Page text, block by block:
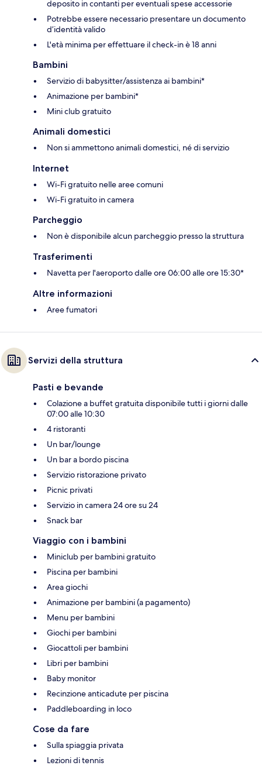
deposito in contanti per eventuali spese accessorie
Potrebbe essere necessario presentare un documento
d’identità valido
L'età minima per effettuare il check-in è 18 anni
Bambini
Servizio di babysitter/assistenza ai bambini*
Animazione per bambini*
Mini club gratuito
Animali domestici
Non si ammettono animali domestici, né di servizio
Internet
Wi-Fi gratuito nelle aree comuni
Wi-Fi gratuito in camera
Parcheggio
Non è disponibile alcun parcheggio presso la struttura
Trasferimenti
Navetta per l'aeroporto dalle ore 06:00 alle ore 15:30*
Altre informazioni
Aree fumatori
Servizi della struttura
Pasti e bevande
Colazione a buffet gratuita disponibile tutti i giorni dalle
07:00 alle 10:30
4 ristoranti
Un bar/lounge
Un bar a bordo piscina
Servizio ristorazione privato
Picnic privati
Servizio in camera 24 ore su 24
Snack bar
Viaggio con i bambini
Miniclub per bambini gratuito
Piscina per bambini
Area giochi
Animazione per bambini (a pagamento)
Menu per bambini
Giochi per bambini
Giocattoli per bambini
Libri per bambini
Baby monitor
Recinzione anticadute per piscina
Paddleboarding in loco
Cose da fare
Sulla spiaggia privata
Lezioni di tennis